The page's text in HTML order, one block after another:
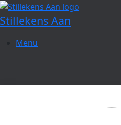
Spring
naar
de
inhoud
Stillekens Aan
Menu